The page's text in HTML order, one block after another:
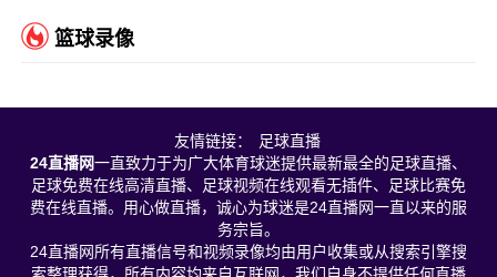
篮球录像
友情链接：
足球直播
24直播网一直致力于为广大体育球迷提供最新最全的足球直播、
足球免费在线高清直播、足球视频在线观看无插件、足球比赛免
费在线直播。用心做直播，诚心为球迷是24直播网一直以来的服
务宗旨。
24直播网所有直播信号和视频录像均由用户收集或从搜索引擎搜